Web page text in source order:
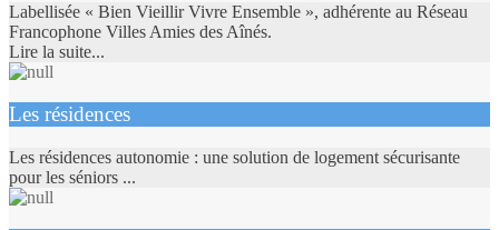
Labellisée « Bien Vieillir Vivre Ensemble », adhérente au Réseau
Francophone Villes Amies des Aînés.
Lire la suite...
Les résidences
Les résidences autonomie : une solution de logement sécurisante
pour les séniors ...